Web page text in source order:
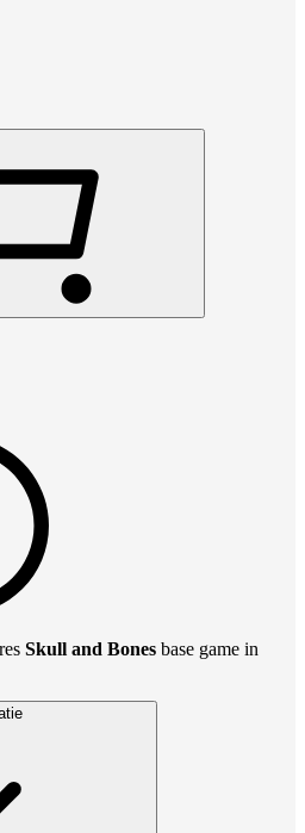
Skull and Bones base game in